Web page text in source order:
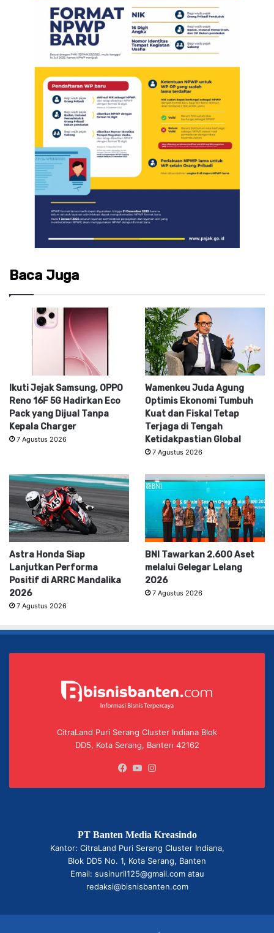
Baca Juga
Ikuti Jejak Samsung, OPPO
Reno 16F 5G Hadirkan Eco
Pack yang Dijual Tanpa
Kepala Charger
7 Agustus 2026
Wamenkeu Juda Agung
Optimis Ekonomi Tumbuh
Kuat dan Fiskal Tetap
Terjaga di Tengah
Ketidakpastian Global
7 Agustus 2026
Astra Honda Siap
Lanjutkan Performa
Positif di ARRC Mandalika
2026
7 Agustus 2026
BNI Tawarkan 2.600 Aset
melalui Gelegar Lelang
2026
7 Agustus 2026
CitraLand Puri Serang Cluster Indiana Blok
DD5, Kota Serang, Banten 42162
Facebook
YouTube
PT Banten Media Kreasindo
Kantor: CitraLand Puri Serang Cluster Indiana,
Blok DD5 No. 1, Kota Serang, Banten
Email: susinuril125@gmail.com atau
redaksi@bisnisbanten.com